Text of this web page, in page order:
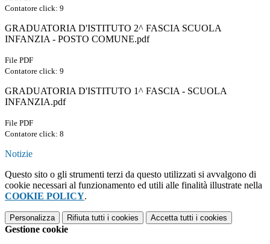
Contatore click: 9
GRADUATORIA D'ISTITUTO 2^ FASCIA SCUOLA
INFANZIA - POSTO COMUNE.pdf
File PDF
Contatore click: 9
GRADUATORIA D'ISTITUTO 1^ FASCIA - SCUOLA
INFANZIA.pdf
File PDF
Contatore click: 8
Notizie
Questo sito o gli strumenti terzi da questo utilizzati si avvalgono di
cookie necessari al funzionamento ed utili alle finalità illustrate nella
COOKIE POLICY.
Personalizza Rifiuta tutti i cookies Accetta tutti i cookies
Gestione cookie